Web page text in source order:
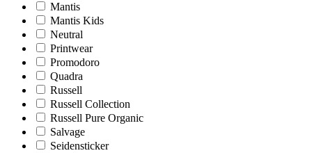
Mantis
Mantis Kids
Neutral
Printwear
Promodoro
Quadra
Russell
Russell Collection
Russell Pure Organic
Salvage
Seidensticker